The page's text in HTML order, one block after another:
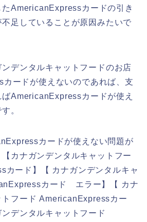
AmericanExpressカードの引き
足していることが原因みたいで
デンタルキャットフードのお店
ードが使えないのであれば、支
AmericanExpressカードが使え
。
カードが使えない問題が
カナガンデンタルキャットフー
カード】【 カナガンデンタルキャ
カード エラー】【 カナ
トフード AmericanExpressカー
デンタルキャットフード